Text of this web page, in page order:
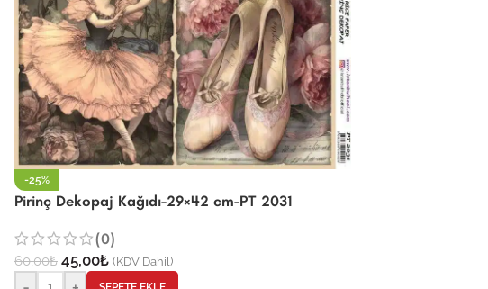
-25%
Pirinç Dekopaj Kağıdı-29×42 cm-PT 2031
(0)
60,00₺ 45,00₺ (KDV Dahil)